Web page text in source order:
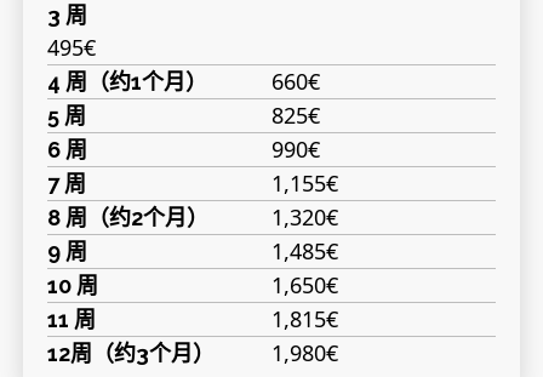
3 周
495€
4 周（约1个月） 660€
5 周 825€
6 周 990€
7 周 1,155€
8 周（约2个月） 1,320€
9 周 1,485€
10 周 1,650€
11 周 1,815€
12周（约3个月） 1,980€